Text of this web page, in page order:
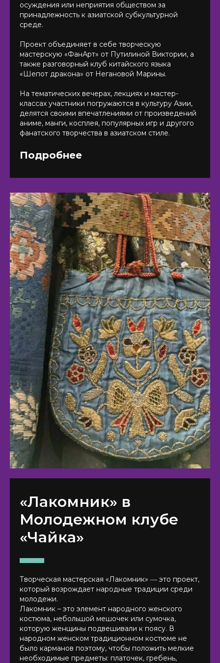
осуждения или неприятия обществом за
принадлежность к азиатской субкультурной
среде.
Проект объединяет в себе творческую
мастерскую «ФанАрт» от Путилиной Виктории, а
также разговорный клуб китайского языка
«Шепот дракона» от Негановой Марины.
На тематических вечерах, лекциях и мастер-
классах участники погружаются в культуру Азии,
делятся своими впечатлениями от произведений
аниме, манги, косплея, популярных игр и другого
фанатского творчества в азиатском стиле.
Подробнее
«Лакомник» в
Молодежном клубе
«Чайка»
Творческая мастерская «Лакомник» ― это проект,
который возрождает народные традиции среди
молодежи.
Лакомник – это элемент народного женского
костюма, небольшой мешочек или сумочка,
которую женщины подвешивали к поясу. В
народном женском традиционном костюме не
было карманов поэтому, чтобы положить мелкие
необходимые предметы: платочек, гребень,